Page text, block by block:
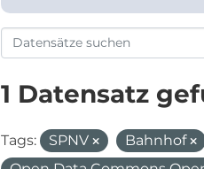
1 Datensatz
Tags: SPNV Bahnhof